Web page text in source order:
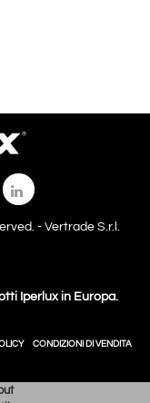
- Vertrade S.r.l.
Iperlux in Europa.
CONDIZIONI DI VENDITA